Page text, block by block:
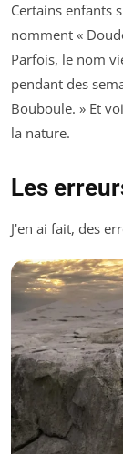
Certains enfants
nomment «
Parfois, le nom
pendant des
Bouboule. » Et
la nature.
Les
J'en ai fait, des